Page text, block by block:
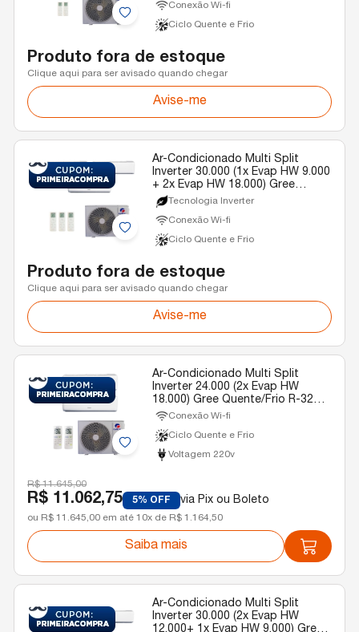
Conexão Wi-fi
Ciclo Quente e Frio
Produto fora de estoque
Clique aqui para ser avisado quando chegar
Avise-me
Ar-Condicionado Multi Split
Inverter 30.000 (1x Evap HW 9.000
+ 2x Evap HW 18.000) Gree
Quente/Frio R-32 220v
Tecnologia Inverter
Conexão Wi-fi
Ciclo Quente e Frio
Produto fora de estoque
Clique aqui para ser avisado quando chegar
Avise-me
Ar-Condicionado Multi Split
Inverter 24.000 (2x Evap HW
18.000) Gree Quente/Frio R-32
220vConexão Wi-fi
Ciclo Quente e Frio
Voltagem 220v
R$ 11.645,00
R$ 11.062,75 5% OFF via Pix ou Boleto
ou R$ 11.645,00 em até 10x de R$ 1.164,50
Saiba mais
Ar-Condicionado Multi Split
Inverter 30.000 (2x Evap HW
12.000+ 1x Evap HW 9.000) Gree